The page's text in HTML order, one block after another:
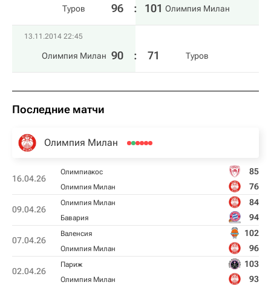
Туров 96 : 101 Олимпия Милан
13.11.2014 22:45
Олимпия Милан 90 : 71 Туров
Последние матчи
Олимпия Милан
16.04.26
Олимпиакос 85
Олимпия Милан 76
09.04.26
Олимпия Милан 84
Бавария 94
07.04.26
Валенсия 102
Олимпия Милан 96
02.04.26
Париж 103
Олимпия Милан 93